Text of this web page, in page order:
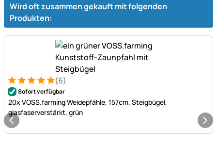
Wird oft zusammen gekauft mit folgenden
Produkten:
Bewertung: 5 von 5 (6 Bewertungen)
6 Bewertungen
(6)
Sofort verfügbar
20x VOSS.farming Weidepfähle, 157cm, Steigbügel,
glasfaserverstärkt, grün